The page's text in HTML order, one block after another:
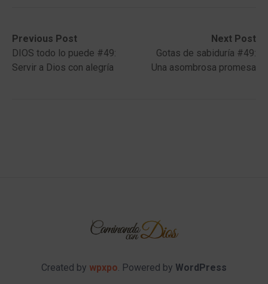
Post
navigation
Previous Post
Previous
post:DIOS todo lo puede #49:
Servir a Dios con alegría
Next Post
Next
post:
Gotas de sabiduría #49:
Una asombrosa promesa
Created by wpxpo. Powered by WordPress